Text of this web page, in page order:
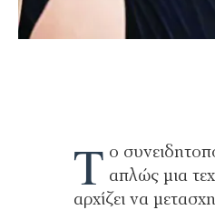
Τ ο
απλώς µια
αρχίζει να